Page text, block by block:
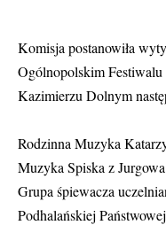
Komisja postanowiła
Ogólnopolskim
Kazimierzu Dolnym
Rodzinna Muzyka
Muzyka Spiska z
Grupa śpiewacza
Podhalańskiej